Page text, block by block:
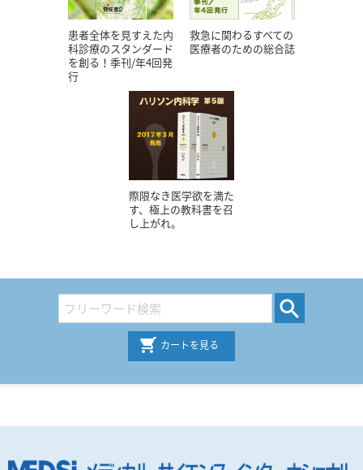
患者全体を見すえた内
科診療のスタンダード
を創る！季刊/年4回発
行
救急に関わるすべての
医療者のための総合誌
際限なき医学欲を満た
す、極上の教科書を召
し上がれ。
カートを見る